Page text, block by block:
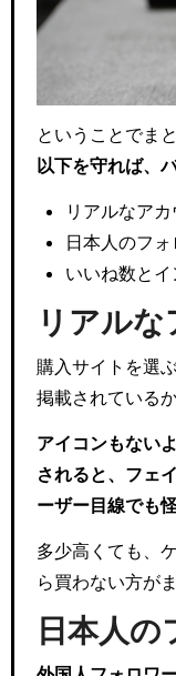
ということでま
以下を守れば、
リアルなア
日本人のフ
いいね数と
リアル
購入サイトを選
掲載されている
アイコンもない
されると、フェ
ーザー目線でも
多少高くても、
ら買わない方が
日本人の